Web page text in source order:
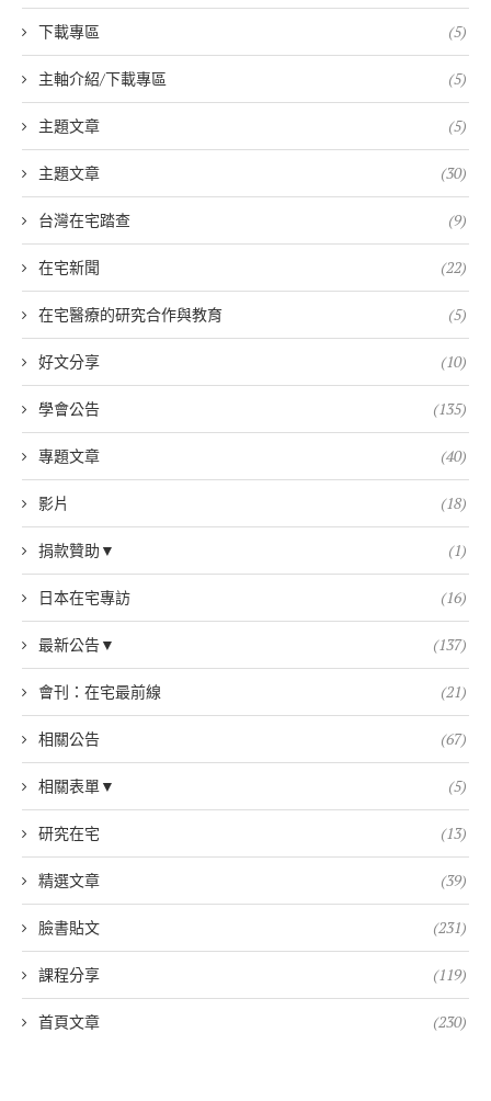
下載專區 (5)
主軸介紹/下載專區 (5)
主題文章 (5)
主題文章 (30)
台灣在宅踏查 (9)
在宅新聞 (22)
在宅醫療的研究合作與教育 (5)
好文分享 (10)
學會公告 (135)
專題文章 (40)
影片 (18)
捐款贊助▼ (1)
日本在宅專訪 (16)
最新公告▼ (137)
會刊：在宅最前線 (21)
相關公告 (67)
相關表單▼ (5)
研究在宅 (13)
精選文章 (39)
臉書貼文 (231)
課程分享 (119)
首頁文章 (230)